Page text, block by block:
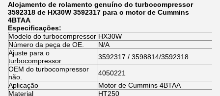
Alojamento de rolamento genuíno do turbocompressor
3592318 de HX30W 3592317 para o motor de Cummins
4BTAA
Especificações:
Modelo do turbocompressor HX30W
Número da peça de OE.
N/A
Ajuste para o
turbocompressor
3592317 / 3598814/3592318
OEM do turbocompressor
não.
4050221
Aplicação
Motor de Cummins 4BTAA
Material
HT250